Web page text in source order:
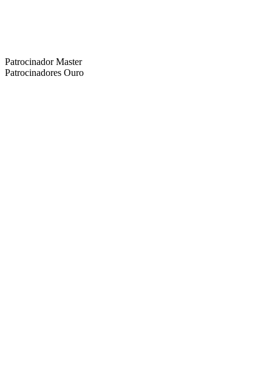
Patrocinador Master
Patrocinadores Ouro